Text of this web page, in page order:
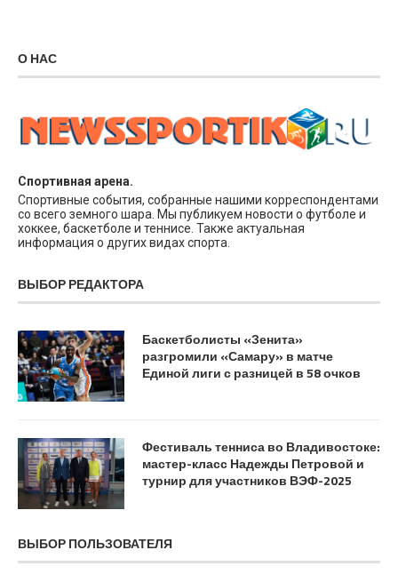
О НАС
Спортивная арена.
Спортивные события, собранные нашими корреспондентами
со всего земного шара. Мы публикуем новости о футболе и
хоккее, баскетболе и теннисе. Также актуальная
информация о других видах спорта.
ВЫБОР РЕДАКТОРА
Баскетболисты «Зенита»
разгромили «Самару» в матче
Единой лиги с разницей в 58 очков
Фестиваль тенниса во Владивостоке:
мастер-класс Надежды Петровой и
турнир для участников ВЭФ-2025
ВЫБОР ПОЛЬЗОВАТЕЛЯ